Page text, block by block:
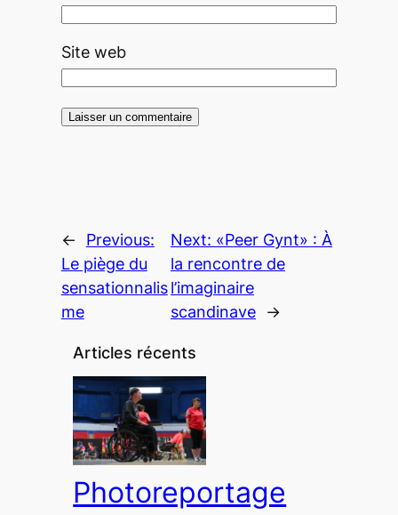
Site web
←
Previous:
Le piège du
sensationnalis
me
Next: «Peer Gynt» : À
la rencontre de
l’imaginaire
scandinave
→
Articles récents
Photoreportage